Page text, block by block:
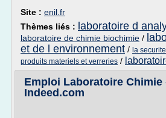
Site : enil.fr
Thèmes liés : laboratoire d
laboratoire de chimie biochimie /
et de l environnement / la
produits materiels et verreries /
Emploi Laboratoire Chimie
Indeed.com